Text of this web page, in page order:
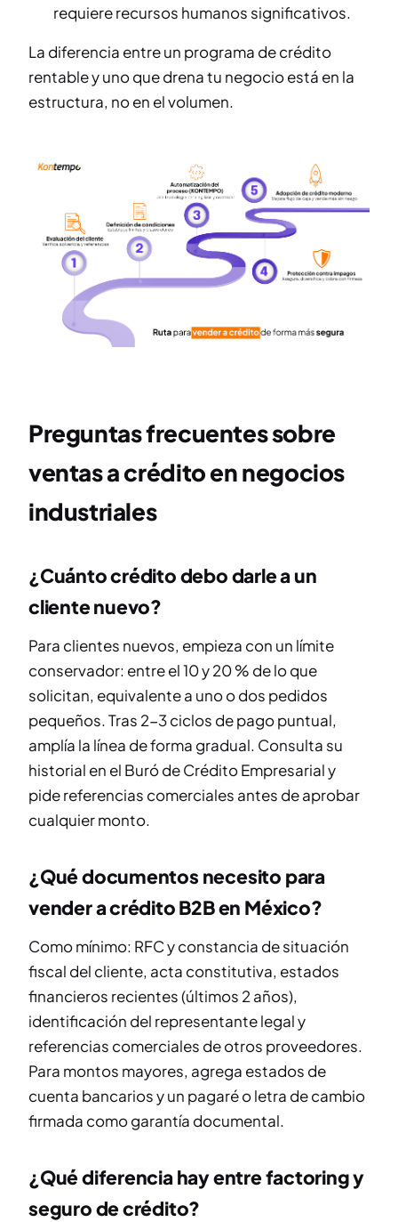
requiere recursos humanos significativos.
La diferencia entre un programa de crédito
rentable y uno que drena tu negocio está en la
estructura, no en el volumen.
Preguntas frecuentes sobre
ventas a crédito en negocios
industriales
¿Cuánto crédito debo darle a un
cliente nuevo?
Para clientes nuevos, empieza con un límite
conservador: entre el 10 y 20 % de lo que
solicitan, equivalente a uno o dos pedidos
pequeños. Tras 2-3 ciclos de pago puntual,
amplía la línea de forma gradual. Consulta su
historial en el Buró de Crédito Empresarial y
pide referencias comerciales antes de aprobar
cualquier monto.
¿Qué documentos necesito para
vender a crédito B2B en México?
Como mínimo: RFC y constancia de situación
fiscal del cliente, acta constitutiva, estados
financieros recientes (últimos 2 años),
identificación del representante legal y
referencias comerciales de otros proveedores.
Para montos mayores, agrega estados de
cuenta bancarios y un pagaré o letra de cambio
firmada como garantía documental.
¿Qué diferencia hay entre factoring y
seguro de crédito?